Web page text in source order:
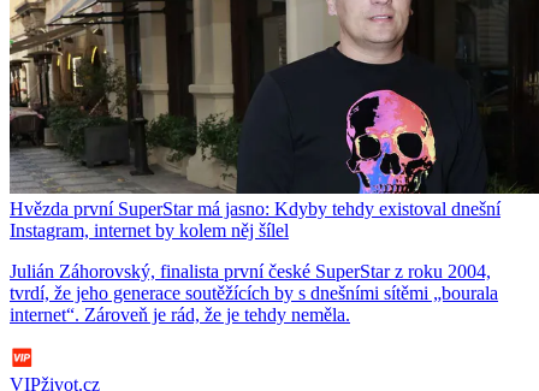
Hvězda první SuperStar má jasno: Kdyby tehdy existoval dnešní
Instagram, internet by kolem něj šílel
Julián Záhorovský, finalista první české SuperStar z roku 2004,
tvrdí, že jeho generace soutěžících by s dnešními sítěmi „bourala
internet“. Zároveň je rád, že je tehdy neměla.
VIPživot.cz